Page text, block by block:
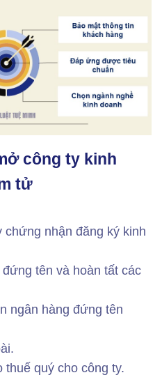
công ty kinh
tử
nhận đăng ký kinh
tên và hoàn tất các
ngân hàng đứng tên
quý cho công ty.